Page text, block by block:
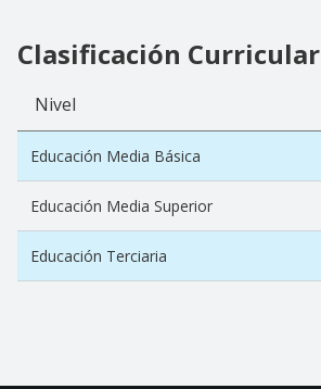
Clasificación Curricular
Nivel
Educación Media Básica
Educación Media Superior
Educación Terciaria